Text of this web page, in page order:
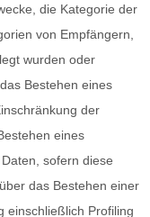
die Kategorie der
von Empfängern,
wurden oder
Bestehen eines
der
eines
sofern diese
das Bestehen einer
einschließlich Profiling